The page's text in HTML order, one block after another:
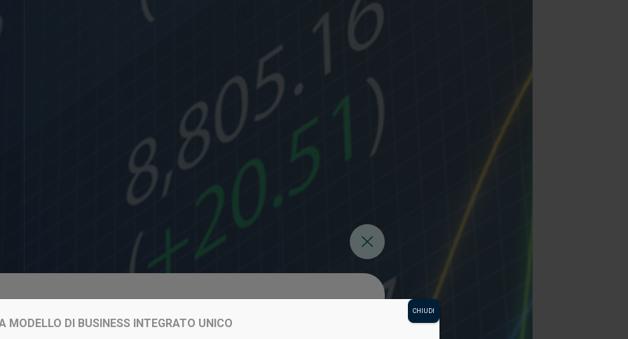
Login to your account
MODELLO DI BUSINESS INTEGRATO UNICO
CHIUDI